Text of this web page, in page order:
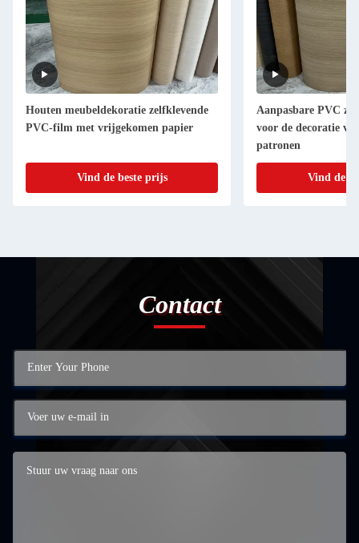
Houten meubeldekoratie zelfklevende
PVC-film met vrijgekomen papier
Vind de beste prijs
Aanpasbare PVC
voor de decoratie
patronen
Vind de
Contact